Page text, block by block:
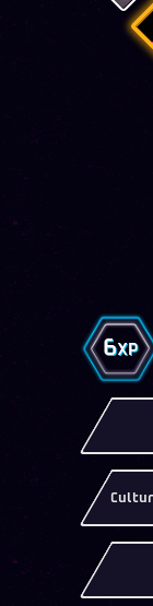
6XP